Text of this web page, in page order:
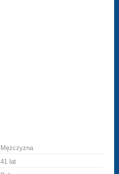
Mężczyzna
41 lat